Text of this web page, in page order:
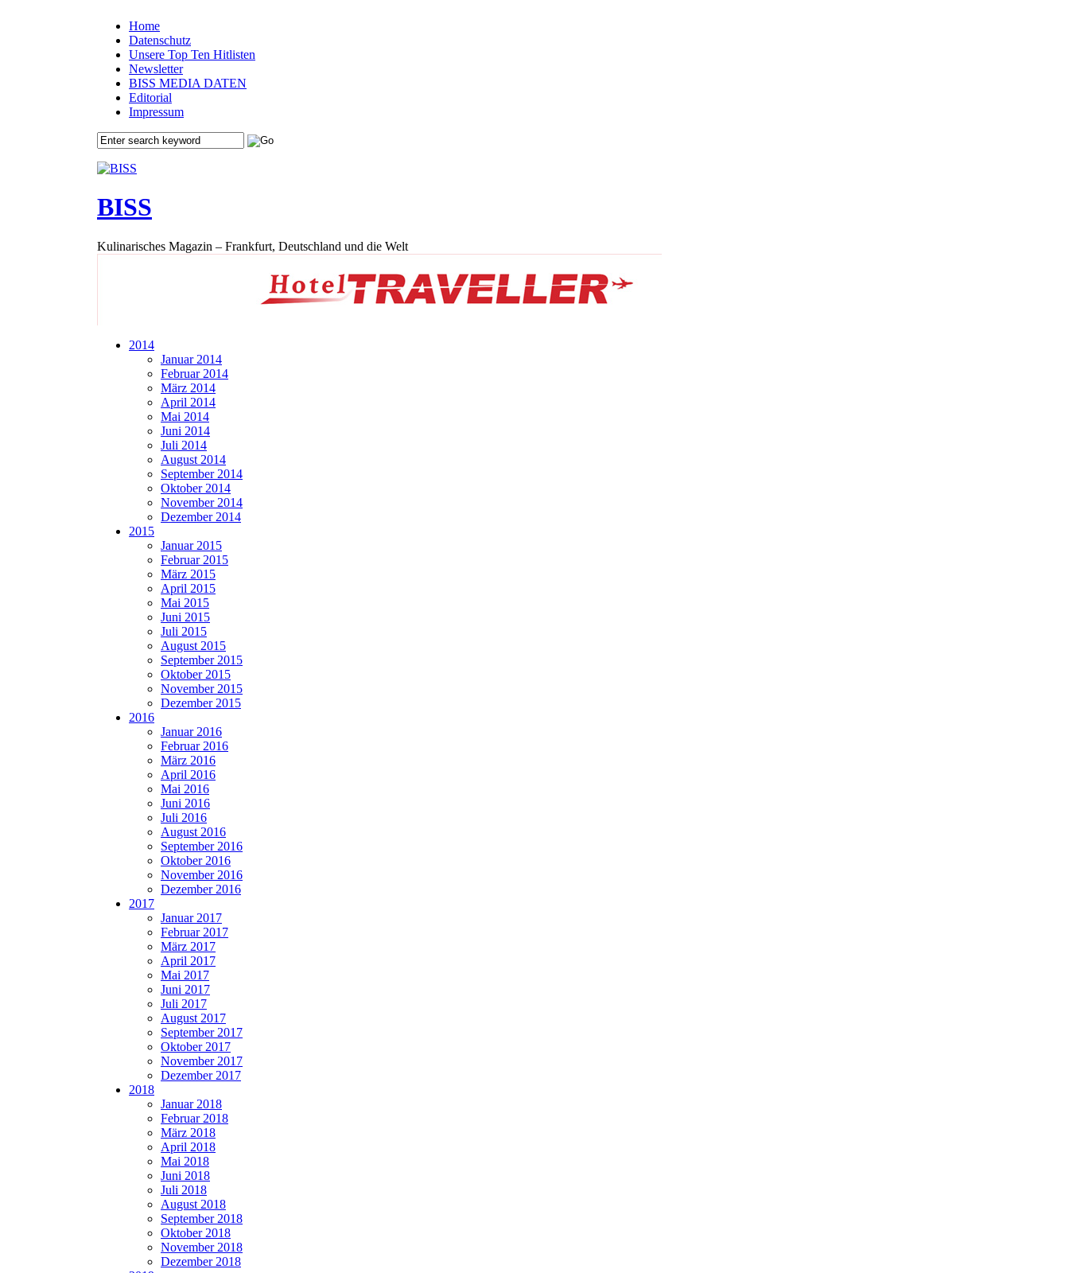
Home
Datenschutz
Unsere Top Ten Hitlisten
Newsletter
BISS MEDIA DATEN
Editorial
Impressum
BISS
Kulinarisches Magazin – Frankfurt, Deutschland und die Welt
2014
Januar 2014
Februar 2014
März 2014
April 2014
Mai 2014
Juni 2014
Juli 2014
August 2014
September 2014
Oktober 2014
November 2014
Dezember 2014
2015
Januar 2015
Februar 2015
März 2015
April 2015
Mai 2015
Juni 2015
Juli 2015
August 2015
September 2015
Oktober 2015
November 2015
Dezember 2015
2016
Januar 2016
Februar 2016
März 2016
April 2016
Mai 2016
Juni 2016
Juli 2016
August 2016
September 2016
Oktober 2016
November 2016
Dezember 2016
2017
Januar 2017
Februar 2017
März 2017
April 2017
Mai 2017
Juni 2017
Juli 2017
August 2017
September 2017
Oktober 2017
November 2017
Dezember 2017
2018
Januar 2018
Februar 2018
März 2018
April 2018
Mai 2018
Juni 2018
Juli 2018
August 2018
September 2018
Oktober 2018
November 2018
Dezember 2018